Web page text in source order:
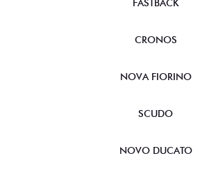
FASTBACK
CRONOS
NOVA FIORINO
SCUDO
NOVO DUCATO